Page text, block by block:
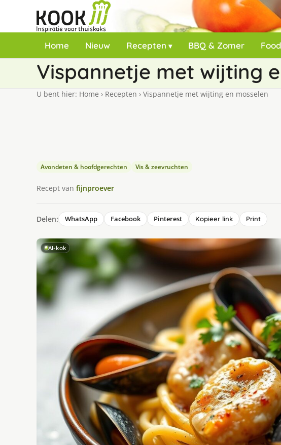
Home Nieuw Recepten BBQ & Zomer
Vispannetje met wijting
U bent hier: Home › Recepten › Vispannetje met wijting en mosselen
Avondeten & hoofdgerechten Vis & zeevruchten
Recept van fijnproever
Delen: WhatsApp Facebook Pinterest Kopieer link Print
AI-kok